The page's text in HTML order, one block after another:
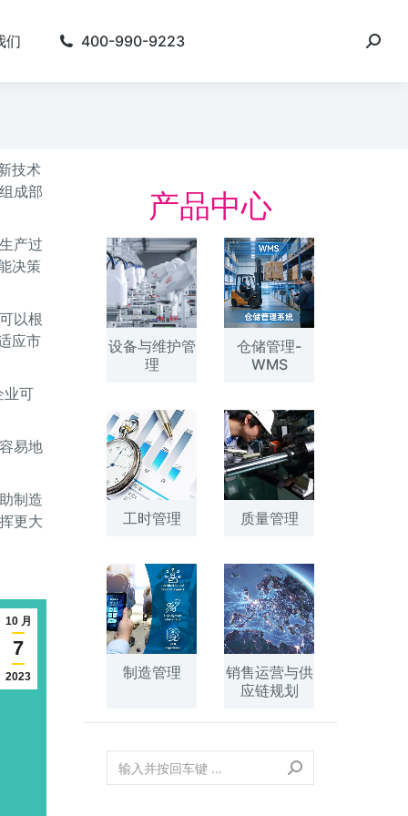
们 400-990-9223
技术
成部
产过
决策
以根
应市
业可
易地
制造
更大
10 月
7
2023
产品中心
设备与维护管
理
仓储管理-
WMS
工时管理 质量管理
制造管理
销售运营与供
应链规划